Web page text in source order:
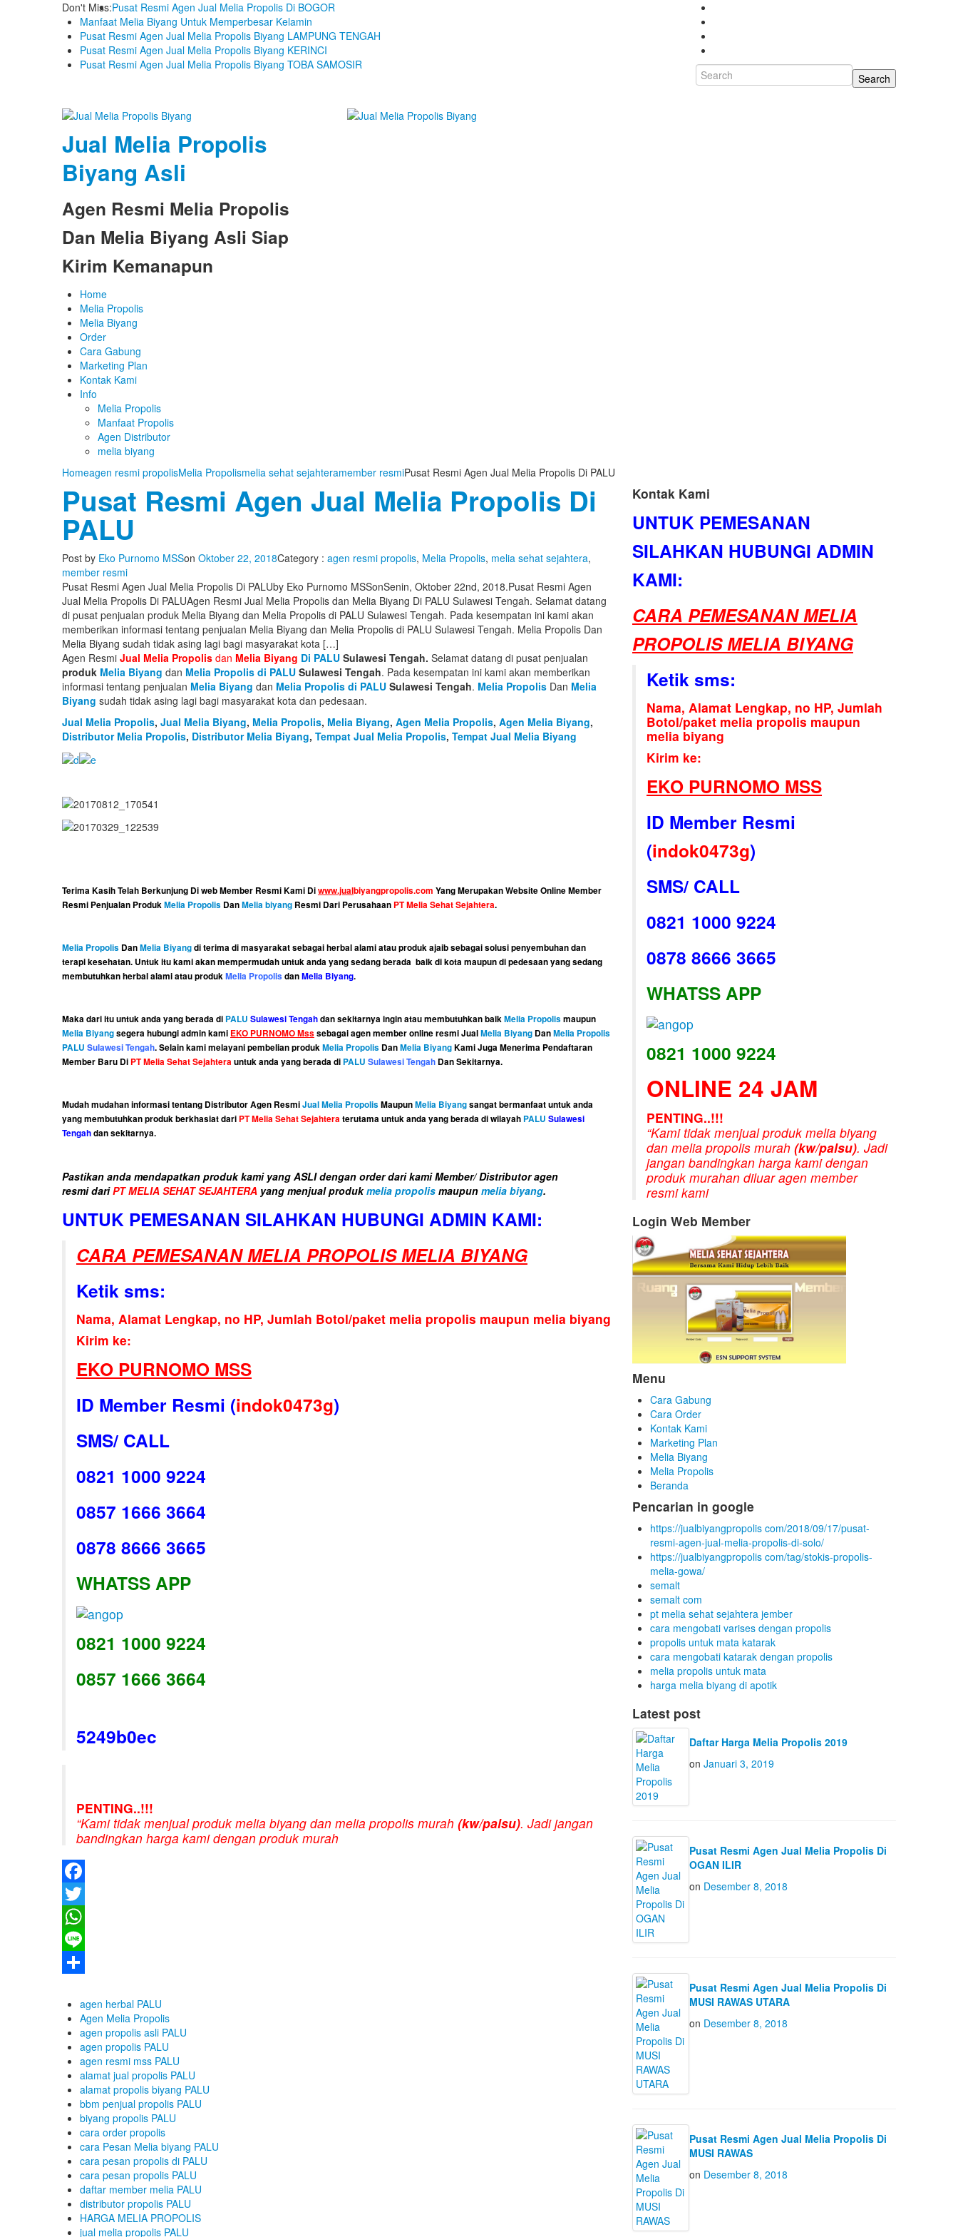
Don't Miss:Pusat Resmi Agen Jual Melia Propolis Di BOGOR
Manfaat Melia Biyang Untuk Memperbesar Kelamin
Pusat Resmi Agen Jual Melia Propolis Biyang LAMPUNG TENGAH
Pusat Resmi Agen Jual Melia Propolis Biyang KERINCI
Pusat Resmi Agen Jual Melia Propolis Biyang TOBA SAMOSIR
Jual Melia Propolis
Biyang Asli
Agen Resmi Melia Propolis
Dan Melia Biyang Asli Siap
Kirim Kemanapun
Home
Melia Propolis
Melia Biyang
Order
Cara Gabung
Marketing Plan
Kontak Kami
Info
Melia Propolis
Manfaat Propolis
Agen Distributor
melia biyang
Homeagen resmi propolisMelia Propolismelia sehat sejahteramember resmiPusat Resmi Agen Jual Melia Propolis Di PALU
Pusat Resmi Agen Jual Melia Propolis Di
PALU
Post by Eko Purnomo MSSon Oktober 22, 2018Category : agen resmi propolis, Melia Propolis, melia sehat sejahtera,
member resmi
Pusat Resmi Agen Jual Melia Propolis Di PALUby Eko Purnomo MSSonSenin, Oktober 22nd, 2018.Pusat Resmi Agen
Jual Melia Propolis Di PALUAgen Resmi Jual Melia Propolis dan Melia Biyang Di PALU Sulawesi Tengah. Selamat datang
di pusat penjualan produk Melia Biyang dan Melia Propolis di PALU Sulawesi Tengah. Pada kesempatan ini kami akan
memberikan informasi tentang penjualan Melia Biyang dan Melia Propolis di PALU Sulawesi Tengah. Melia Propolis Dan
Melia Biyang sudah tidak asing lagi bagi masyarakat kota […]
Agen Resmi Jual Melia Propolis dan Melia Biyang Di PALU Sulawesi Tengah. Selamat datang di pusat penjualan
produk Melia Biyang dan Melia Propolis di PALU Sulawesi Tengah. Pada kesempatan ini kami akan memberikan
informasi tentang penjualan Melia Biyang dan Melia Propolis di PALU Sulawesi Tengah. Melia Propolis Dan Melia
Biyang sudah tidak asing lagi bagi masyarakat kota dan pedesaan.
Jual Melia Propolis, Jual Melia Biyang, Melia Propolis, Melia Biyang, Agen Melia Propolis, Agen Melia Biyang,
Distributor Melia Propolis, Distributor Melia Biyang, Tempat Jual Melia Propolis, Tempat Jual Melia Biyang
Terima Kasih Telah Berkunjung Di web Member Resmi Kami Diwww.jualbiyangpropolis.com Yang Merupakan Website Online Member
Resmi Penjualan ProdukMelia Propolis DanMelia biyang Resmi Dari PerusahaanPT Melia Sehat Sejahtera.
Melia Propolis DanMelia Biyangdi terima di masyarakat sebagai herbal alami atau produk ajaib sebagai solusi penyembuhan dan
terapi kesehatan. Untuk itu kami akan mempermudah untuk anda yang sedang berada baik di kota maupun di pedesaan yang sedang
membutuhkan herbal alami atau produkMelia Propolis danMelia Biyang.
Maka dari itu untuk anda yang berada diPALU Sulawesi Tengahdan sekitarnya ingin atau membutuhkan baikMelia Propolis maupun
Melia Biyangsegera hubungi admin kami EKO PURNOMO Mss sebagai agen member online resmi JualMelia Biyang DanMelia Propolis
PALU Sulawesi Tengah. Selain kami melayani pembelian produkMelia Propolis DanMelia BiyangKami Juga Menerima Pendaftaran
Member Baru DiPT Melia Sehat Sejahtera untuk anda yang berada diPALU Sulawesi Tengah Dan Sekitarnya.
Mudah mudahan informasi tentang Distributor Agen ResmiJual Melia Propolis MaupunMelia Biyangsangat bermanfaat untuk anda
yang membutuhkan produk berkhasiat dariPT Melia Sehat Sejahtera terutama untuk anda yang berada di wilayahPALU Sulawesi
Tengahdan sekitarnya.
Pastikan anda mendapatkan produk kami yang ASLI dengan order dari kami Member/ Distributor agen
resmi dariPT MELIA SEHAT SEJAHTERA yang menjual produkmelia propolis maupun melia biyang.
UNTUK PEMESANAN SILAHKAN HUBUNGI ADMIN KAMI:
CARA PEMESANAN MELIA PROPOLIS MELIA BIYANG
Ketik sms:
Nama, Alamat Lengkap, no HP, Jumlah Botol/paket melia propolis maupun melia biyang
Kirim ke:
EKO PURNOMO MSS
ID Member Resmi (indok0473g)
SMS/ CALL
0821 1000 9224
0857 1666 3664
0878 8666 3665
WHATSS APP
0821 1000 9224
0857 1666 3664
5249b0ec
PENTING..!!!
“Kami tidak menjual produk melia biyang dan melia propolis murah (kw/palsu). Jadi jangan
bandingkan harga kami dengan produk murah
Facebook
Twitter
WhatsApp
Line
agen herbal PALU
Agen Melia Propolis
agen propolis asli PALU
agen propolis PALU
agen resmi mss PALU
alamat jual propolis PALU
alamat propolis biyang PALU
bbm penjual propolis PALU
biyang propolis PALU
cara order propolis
cara Pesan Melia biyang PALU
cara pesan propolis di PALU
cara pesan propolis PALU
daftar member melia PALU
distributor propolis PALU
HARGA MELIA PROPOLIS
jual melia propolis PALU
Kontak Kami
UNTUK PEMESANAN
SILAHKAN HUBUNGI ADMIN
KAMI:
CARA PEMESANAN MELIA
PROPOLIS MELIA BIYANG
Ketik sms:
Nama, Alamat Lengkap, no HP, Jumlah
Botol/paket melia propolis maupun
melia biyang
Kirim ke:
EKO PURNOMO MSS
ID Member Resmi
(indok0473g)
SMS/ CALL
0821 1000 9224
0878 8666 3665
WHATSS APP
0821 1000 9224
ONLINE 24 JAM
PENTING..!!!
“Kami tidak menjual produk melia biyang
dan melia propolis murah (kw/palsu). Jadi
jangan bandingkan harga kami dengan
produk murahan diluar agen member
resmi kami
Login Web Member
Menu
Cara Gabung
Cara Order
Kontak Kami
Marketing Plan
Melia Biyang
Melia Propolis
Beranda
Pencarian in google
https://jualbiyangpropolis com/2018/09/17/pusat-
resmi-agen-jual-melia-propolis-di-solo/
https://jualbiyangpropolis com/tag/stokis-propolis-
melia-gowa/
semalt
semalt com
pt melia sehat sejahtera jember
cara mengobati varises dengan propolis
propolis untuk mata katarak
cara mengobati katarak dengan propolis
melia propolis untuk mata
harga melia biyang di apotik
Latest post
Daftar Harga Melia Propolis 2019
on Januari 3, 2019
Pusat Resmi Agen Jual Melia Propolis Di
OGAN ILIR
on Desember 8, 2018
Pusat Resmi Agen Jual Melia Propolis Di
MUSI RAWAS UTARA
on Desember 8, 2018
Pusat Resmi Agen Jual Melia Propolis Di
MUSI RAWAS
on Desember 8, 2018